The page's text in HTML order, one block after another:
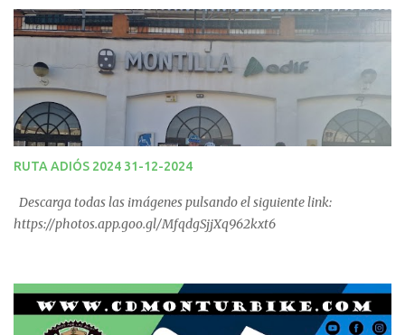
Quedadas Fin de Semana 2025.
RUTA ADIÓS 2024 31-12-2024
Descarga todas las imágenes pulsando el siguiente link:
https://photos.app.goo.gl/MfqdgSjjXq962kxt6